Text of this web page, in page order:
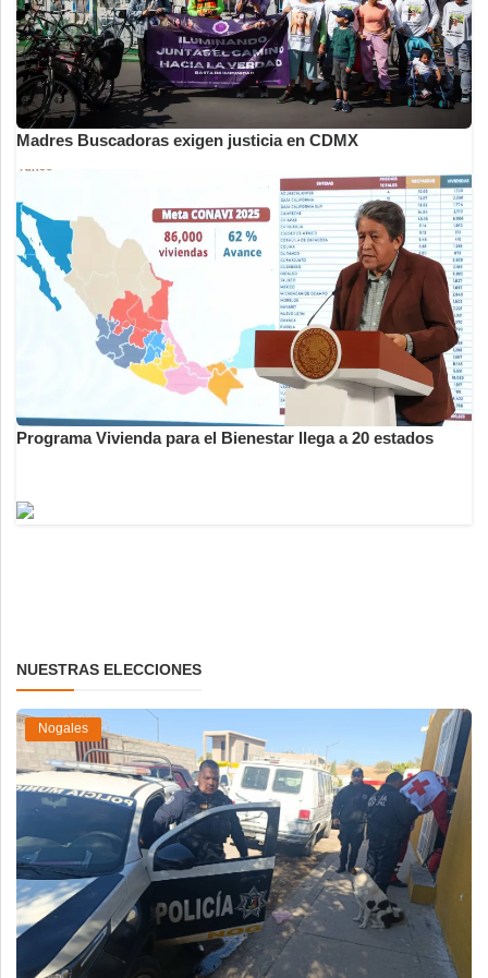
Madres Buscadoras exigen justicia en CDMX
Programa Vivienda para el Bienestar llega a 20 estados
NUESTRAS ELECCIONES
Nogales